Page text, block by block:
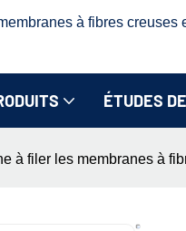
à fibres creuses
ÉTUDES
à filer les membranes à